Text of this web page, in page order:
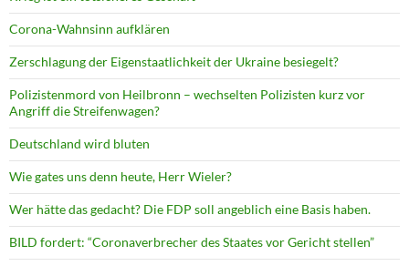
Corona-Wahnsinn aufklären
Zerschlagung der Eigenstaatlichkeit der Ukraine besiegelt?
Polizistenmord von Heilbronn – wechselten Polizisten kurz vor
Angriff die Streifenwagen?
Deutschland wird bluten
Wie gates uns denn heute, Herr Wieler?
Wer hätte das gedacht? Die FDP soll angeblich eine Basis haben.
BILD fordert: “Coronaverbrecher des Staates vor Gericht stellen”